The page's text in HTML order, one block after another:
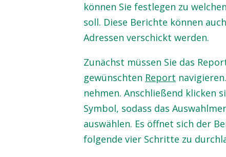
können Sie festlegen zu
soll. Diese Berichte können
Adressen verschickt werden.
Zunächst müssen Sie das
gewünschten Report
nehmen. Anschließend klicken
Symbol, sodass das
auswählen. Es öffnet sich der
folgende vier Schritte zu